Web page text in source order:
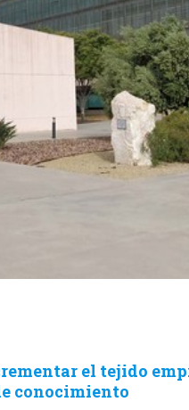
el tejido
conocimiento